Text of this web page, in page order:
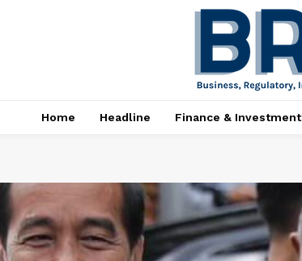
Home Headline Finance & Investment